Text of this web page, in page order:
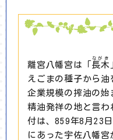
離宮八幡宮は「 長木
ながき
えごまの種子から
企業規模の搾油の始
精油発祥の地と言わ
付は、859年8月23
にあった宇佐八幡